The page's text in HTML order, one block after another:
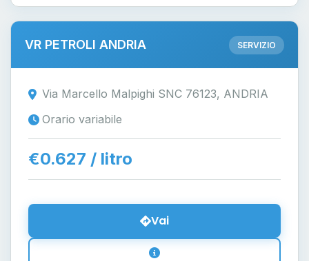
VR PETROLI ANDRIA SERVIZIO
Via Marcello Malpighi SNC 76123, ANDRIA
Orario variabile
€0.627 / litro
Vai